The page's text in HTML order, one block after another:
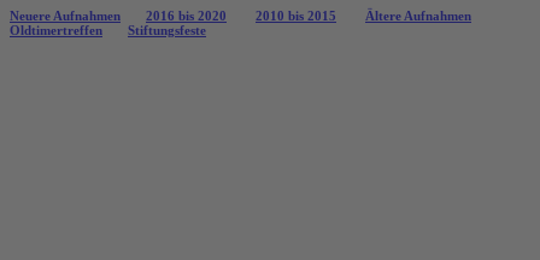
Neuere Aufnahmen 2016 bis 2020 2010 bis 2015
Ältere Aufnahmen
Oldtimertreffen
Stiftungsfeste